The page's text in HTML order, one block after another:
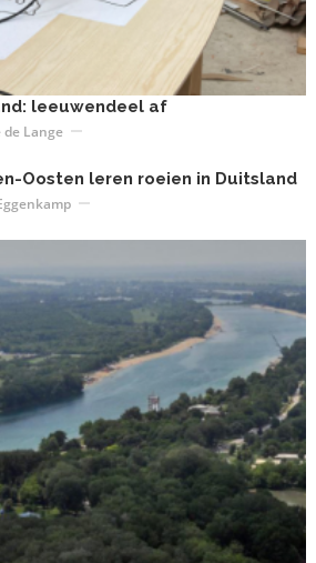
leeuwendeel af
de Lange
Oosten leren roeien in Duitsland